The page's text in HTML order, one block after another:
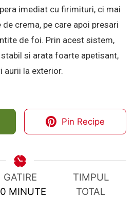
imediat cu firimituri, ci mai
crema, pe care apoi presari
de foi. Prin acest sistem,
si arata foarte apetisant,
aurii la exterior.
Pin Recipe
GATIRE
MINUTES
MINUTE
TIMPUL
TOTAL